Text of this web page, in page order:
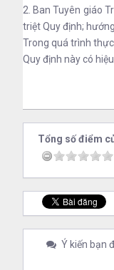
2. Ban Tuyên giáo
triệt Quy định;
Trong quá trình
Quy định này có
Tổng số điểm
Ý kiến bạn